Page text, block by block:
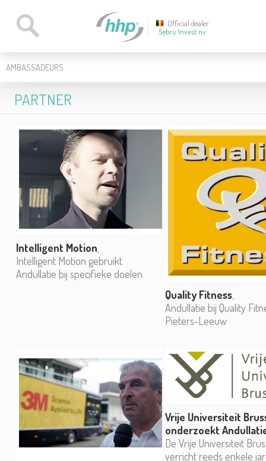
Official dealer
Sebru Invest nv
AMBASSADEURS
PARTNER
Intelligent Motion
Intelligent Motion gebruikt
Andullatie bij specifieke doelen
Quality Fitness,
Andullatie bij Quality
Pieters-Leeuw
Vrije Universiteit
onderzoekt
De Vrije Universiteit
verricht reeds enkele